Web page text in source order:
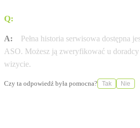
Q:
A:
Pełna historia serwisowa dostępna
ASO. Możesz ją zweryfikować u
wizycie.
Czy ta odpowiedź była pomocna? Tak Nie